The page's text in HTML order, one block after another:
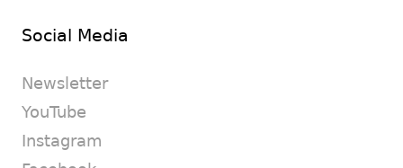
Social Media
Newsletter
YouTube
Instagram